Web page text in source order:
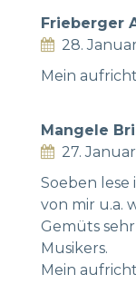
Frieberger
28.
Mein
Mangele
27.
Soeben
von mir u.a.
Gemüts
Musikers.
Mein